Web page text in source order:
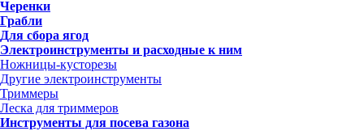
Черенки
Грабли
Для сбора ягод
Электроинструменты и расходные к ним
Ножницы-кусторезы
Другие электроинструменты
Триммеры
Леска для триммеров
Инструменты для посева газона